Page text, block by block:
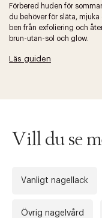
Förbered huden för
du behöver för släta, mjuka
ben från exfoliering och
brun-utan-sol och glow.
Läs guiden
Tidigare
Vill du se
Vanligt nagellack
Övrig nagelvård